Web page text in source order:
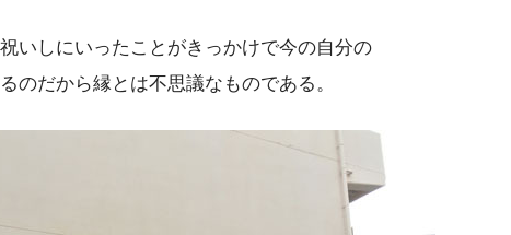
いしにいったことがきっかけで今の自分の
のだから縁とは不思議なものである。